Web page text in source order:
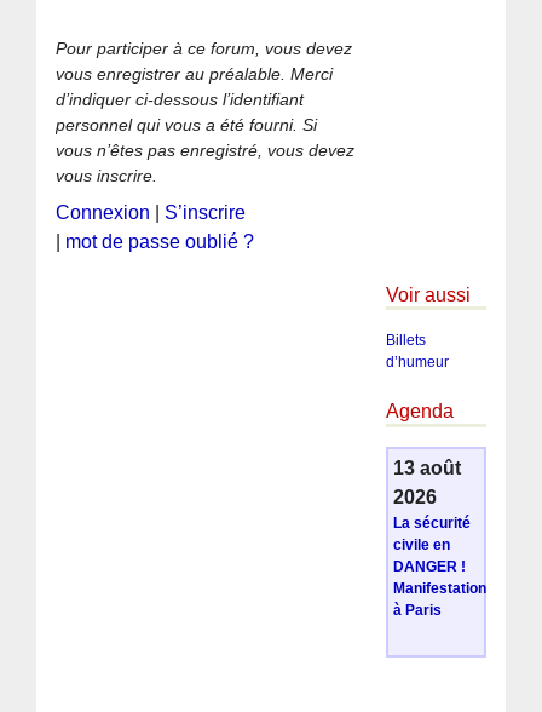
Pour participer à ce forum, vous devez
vous enregistrer au préalable. Merci
d’indiquer ci-dessous l’identifiant
personnel qui vous a été fourni. Si
vous n’êtes pas enregistré, vous devez
vous inscrire.
Connexion
S’inscrire
mot de passe oublié ?
Voir aussi
Billets
d’humeur
Agenda
13 août
2026
La sécurité
civile en
DANGER !
Manifestation
à Paris